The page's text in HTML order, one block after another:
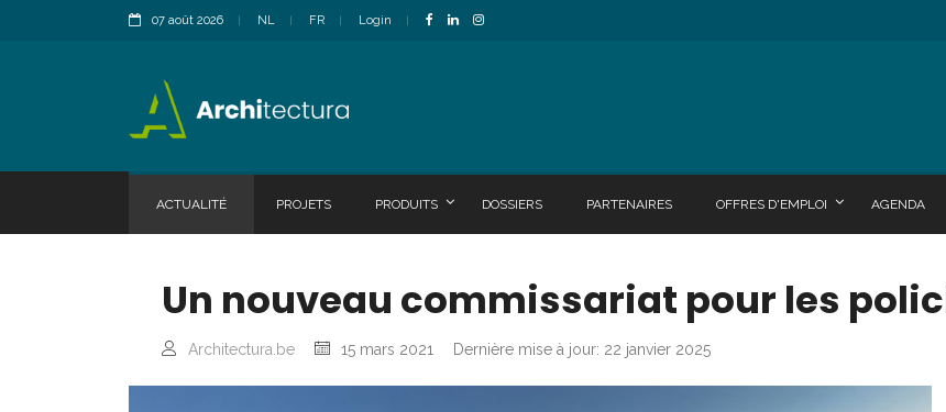
07 août 2026 NL FR Login
ACTUALITÉ PROJETS PRODUITS DOSSIERS PARTENAIRES OFFRES D'EMPLOI AGENDA
Un nouveau commissariat pour les
Architectura.be 15 mars 2021 Dernière mise à jour: 22 janvier 2025